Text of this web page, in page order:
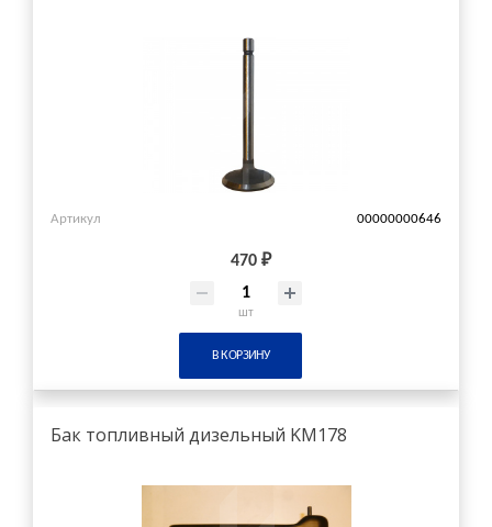
Артикул 00000000646
470 ₽
шт
В КОРЗИНУ
Бак топливный дизельный KM178